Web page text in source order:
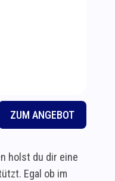
ZUM ANGEBOT
holst du dir eine
Egal ob im